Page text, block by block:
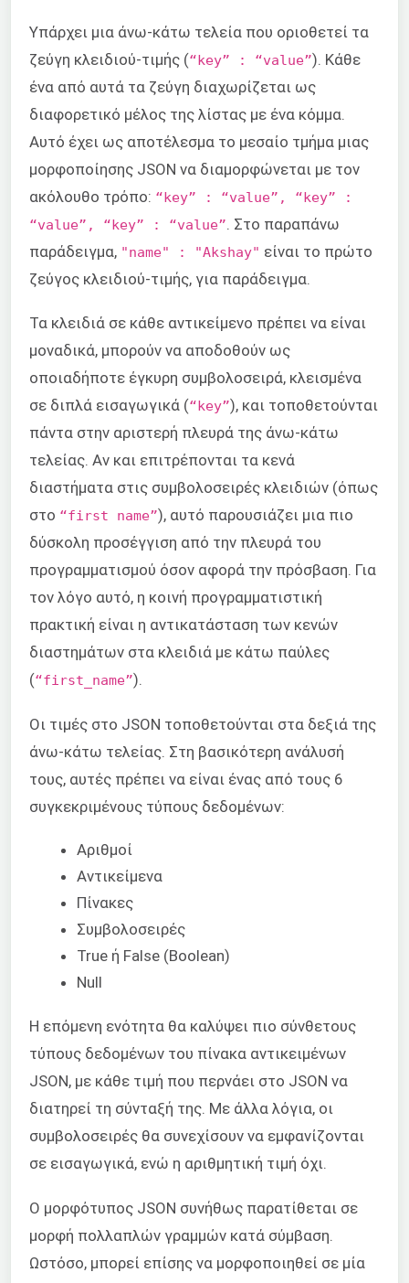
Υπάρχει μια άνω-κάτω τελεία που οριοθετεί τα
ζεύγη κλειδιού-τιμής (“key” : “value”). Κάθε
ένα από αυτά τα ζεύγη διαχωρίζεται ως
διαφορετικό μέλος της λίστας με ένα κόμμα.
Αυτό έχει ως αποτέλεσμα το μεσαίο τμήμα μιας
μορφοποίησης JSON να διαμορφώνεται με τον
ακόλουθο τρόπο: “key” : “value”, “key” :
“value”, “key” : “value” . Στο παραπάνω
παράδειγμα, "name" : "Akshay" είναι το πρώτο
ζεύγος κλειδιού-τιμής, για παράδειγμα.
Τα κλειδιά σε κάθε αντικείμενο πρέπει να είναι
μοναδικά, μπορούν να αποδοθούν ως
οποιαδήποτε έγκυρη συμβολοσειρά, κλεισμένα
σε διπλά εισαγωγικά (“key”), και τοποθετούνται
πάντα στην αριστερή πλευρά της άνω-κάτω
τελείας. Αν και επιτρέπονται τα κενά
διαστήματα στις συμβολοσειρές κλειδιών (όπως
στο “first name”), αυτό παρουσιάζει μια πιο
δύσκολη προσέγγιση από την πλευρά του
προγραμματισμού όσον αφορά την πρόσβαση. Για
τον λόγο αυτό, η κοινή προγραμματιστική
πρακτική είναι η αντικατάσταση των κενών
διαστημάτων στα κλειδιά με κάτω παύλες
(“first_name”).
Οι τιμές στο JSON τοποθετούνται στα δεξιά της
άνω-κάτω τελείας. Στη βασικότερη ανάλυσή
τους, αυτές πρέπει να είναι ένας από τους 6
συγκεκριμένους τύπους δεδομένων:
Αριθμοί
Αντικείμενα
Πίνακες
Συμβολοσειρές
True ή False (Boolean)
Null
Η επόμενη ενότητα θα καλύψει πιο σύνθετους
τύπους δεδομένων του πίνακα αντικειμένων
JSON, με κάθε τιμή που περνάει στο JSON να
διατηρεί τη σύνταξή της. Με άλλα λόγια, οι
συμβολοσειρές θα συνεχίσουν να εμφανίζονται
σε εισαγωγικά, ενώ η αριθμητική τιμή όχι.
Ο μορφότυπος JSON συνήθως παρατίθεται σε
μορφή πολλαπλών γραμμών κατά σύμβαση.
Ωστόσο, μπορεί επίσης να μορφοποιηθεί σε μία